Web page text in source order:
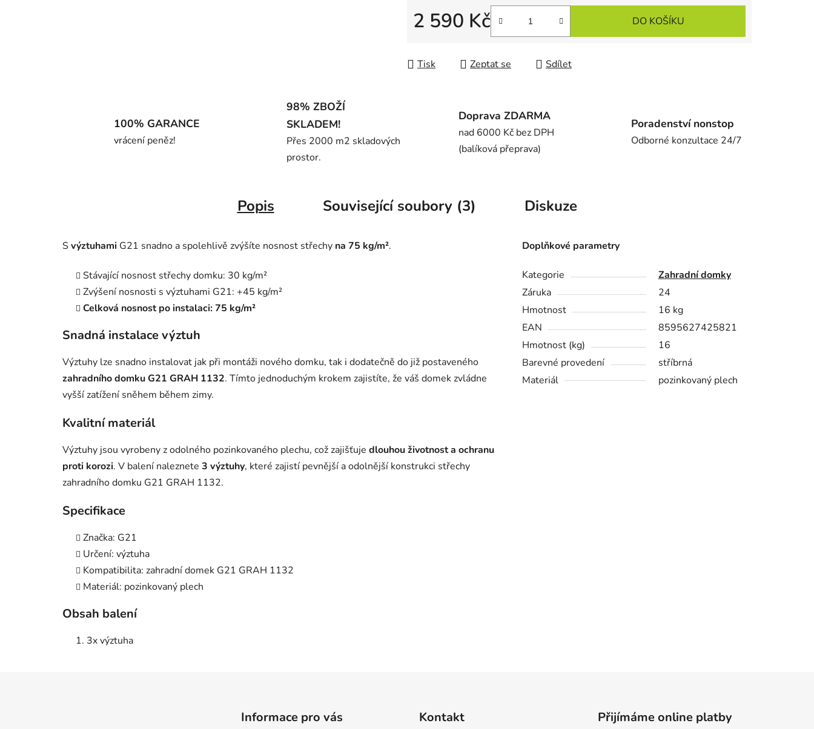
2 590 Kč DO KOŠÍKU
Tisk Zeptat se Sdílet
100% GARANCE
vrácení peněz!
98% ZBOŽÍ
SKLADEM!
Přes 2000 m2 skladových
prostor.
Doprava ZDARMA
nad 6000 Kč bez DPH
(balíková přeprava)
Poradenství nonstop
Odborné konzultace 24/7
Popis Související soubory (3) Diskuze
Svýztuhami G21 snadno a spolehlivě zvýšíte nosnost střechy na 75 kg/m².
Stávající nosnost střechy domku: 30 kg/m²
Zvýšení nosnosti s výztuhami G21: +45 kg/m²
Celková nosnost po instalaci: 75 kg/m²
Snadná instalace výztuh
Výztuhy lze snadno instalovat jak při montáži nového domku, tak i dodatečně do již postaveného
zahradního domku G21 GRAH 1132. Tímto jednoduchým krokem zajistíte, že váš domek zvládne
vyšší zatížení sněhem během zimy.
Kvalitní materiál
Výztuhy jsou vyrobeny z odolného pozinkovaného plechu, což zajišťuje dlouhou životnost a ochranu
proti korozi. V balení naleznete 3 výztuhy, které zajistí pevnější a odolnější konstrukci střechy
zahradního domku G21 GRAH 1132.
Specifikace
Značka: G21
Určení: výztuha
Kompatibilita: zahradní domek G21 GRAH 1132
Materiál: pozinkovaný plech
Obsah balení
3x výztuha
Doplňkové parametry
Kategorie
Zahradní domky
Záruka
24
Hmotnost
16 kg
EAN
8595627425821
Hmotnost (kg)
16
Barevné provedení
stříbrná
Materiál
pozinkovaný plech
Informace pro vás Kontakt Přijímáme online platby